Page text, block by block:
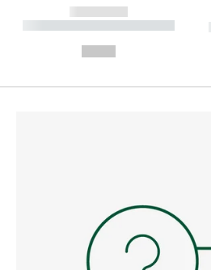
------------
----------- ----------- --------